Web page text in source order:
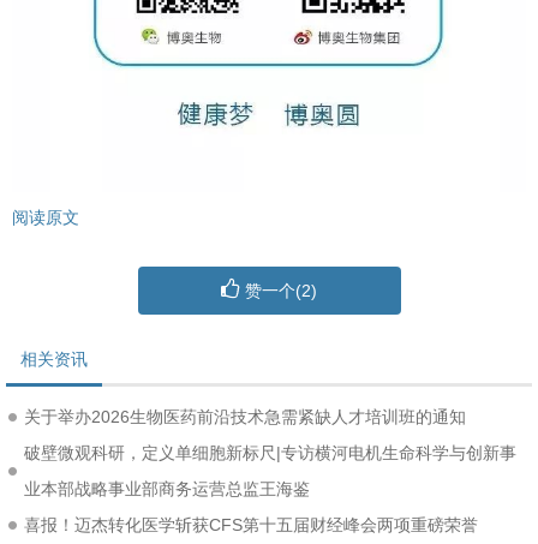
阅读原文
赞一个(2)
相关资讯
关于举办2026生物医药前沿技术急需紧缺人才培训班的通知
破壁微观科研，定义单细胞新标尺|专访横河电机生命科学与创新事
业本部战略事业部商务运营总监王海鉴
喜报！迈杰转化医学斩获CFS第十五届财经峰会两项重磅荣誉